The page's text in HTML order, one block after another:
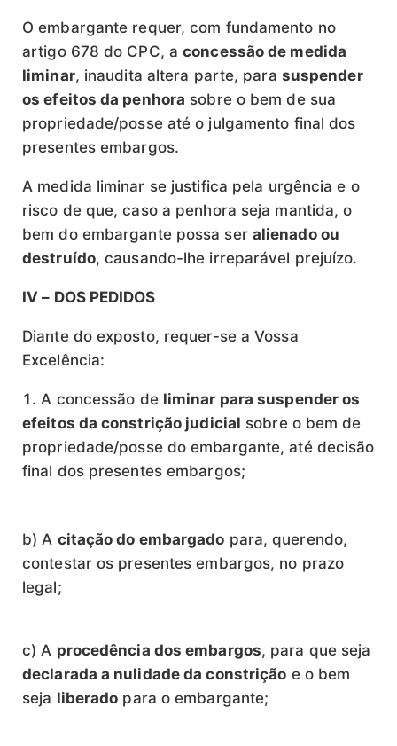
O embargante requer, com fundamento no
artigo 678 do CPC, aconcessão de medida
liminar, inaudita altera parte, para suspender
os efeitos da penhora sobre o bem de sua
propriedade/posse até o julgamento final dos
presentes embargos.
A medida liminar se justifica pela urgência e o
risco de que, caso a penhora seja mantida, o
bem do embargante possa ser alienado ou
destruído, causando-lhe irreparável prejuízo.
IV – DOS PEDIDOS
Diante do exposto, requer-se a Vossa
Excelência:
A concessão de liminar para suspender os
efeitos da constrição judicial sobre o bem de
propriedade/posse do embargante, até decisão
final dos presentes embargos;
b) A citação do embargado para, querendo,
contestar os presentes embargos, no prazo
legal;
c) A procedência dos embargos, para que seja
declarada a nulidade da constrição e o bem
seja liberado para o embargante;